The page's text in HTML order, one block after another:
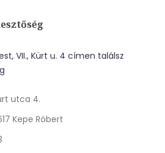
VII., Kürt u. 4 címen találsz
utca 4.
Kepe Róbert